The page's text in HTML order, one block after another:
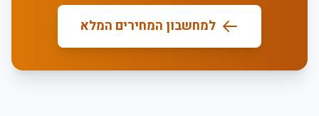
למחשבון המחירים המלא